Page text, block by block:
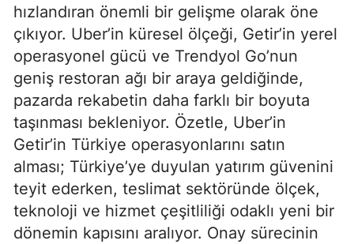
hızlandıran önemli bir gelişme olarak öne
çıkıyor. Uber’in küresel ölçeği, Getir’in yerel
operasyonel gücü ve Trendyol Go’nun
geniş restoran ağı bir araya geldiğinde,
pazarda rekabetin daha farklı bir boyuta
taşınması bekleniyor. Özetle, Uber’in
Getir’in Türkiye operasyonlarını satın
alması; Türkiye’ye duyulan yatırım güvenini
teyit ederken, teslimat sektöründe ölçek,
teknoloji ve hizmet çeşitliliği odaklı yeni bir
dönemin kapısını aralıyor. Onay sürecinin